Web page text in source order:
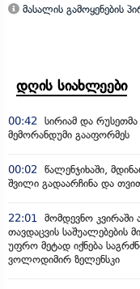
მასალის გამოყენების
დღის სიახლეები
00:42 სირიამ და რუსეთმა
მემორანდუმი გააფორმეს
00:02 წალენჯიხაში,
შვილი გადაარჩინა და
22:01 მომდევნო კვირაში
თავდაცვის საშუალებების
უფრო მეტად იქნება
ვოლოდიმირ ზელენსკი